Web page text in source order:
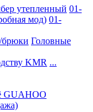
утепленный 01-
мод) 01-
Головные
KMR ...
GUAHOO